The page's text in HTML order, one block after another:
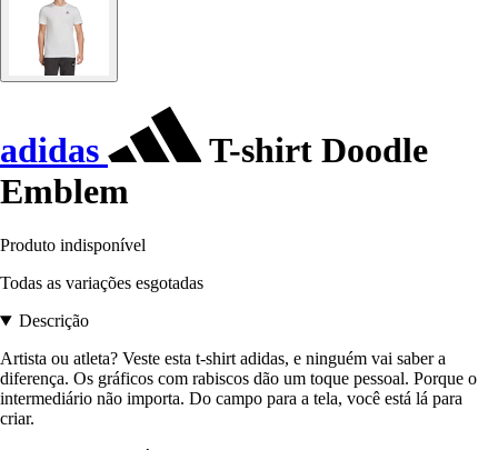
adidas
T-shirt Doodle
Emblem
Produto indisponível
Todas as variações esgotadas
Descrição
Artista ou atleta? Veste esta t-shirt adidas, e ninguém vai saber a
diferença. Os gráficos com rabiscos dão um toque pessoal. Porque o
intermediário não importa. Do campo para a tela, você está lá para
criar.